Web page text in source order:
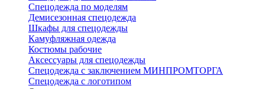
Спецодежда по моделям
Демисезонная спецодежда
Шкафы для спецодежды
Камуфляжная одежда
Костюмы рабочие
Аксессуары для спецодежды
Спецодежда с заключением МИНПРОМТОРГА
Спецодежда с логотипом